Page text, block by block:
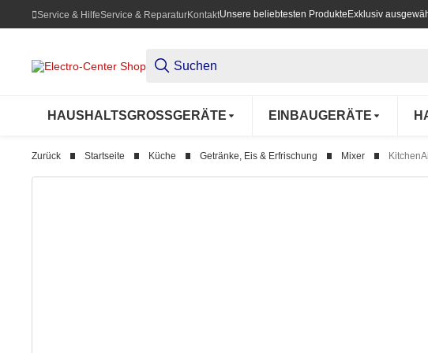
Service & HilfeService & ReparaturKontaktUnsere beliebtesten Produkte Exklusiv
HAUSHALTSGROSSGERÄTE EINBAUGERÄTE
Zurück Startseite Küche Getränke, Eis & Erfrischung Mixer